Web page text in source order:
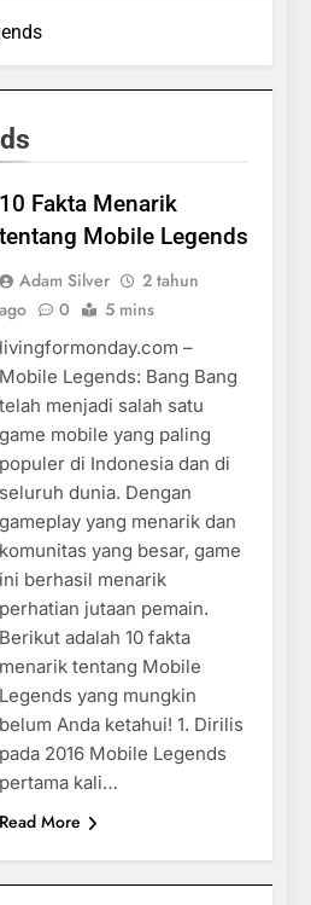
10 Fakta Menarik
tentang Mobile Legends
Adam Silver
2 tahun
ago
0 5 mins
livingformonday.com –
Mobile Legends: Bang Bang
telah menjadi salah satu
game mobile yang paling
populer di Indonesia dan di
seluruh dunia. Dengan
gameplay yang menarik dan
komunitas yang besar, game
ini berhasil menarik
perhatian jutaan pemain.
Berikut adalah 10 fakta
menarik tentang Mobile
Legends yang mungkin
belum Anda ketahui! 1. Dirilis
pada 2016 Mobile Legends
pertama kali…
Read More